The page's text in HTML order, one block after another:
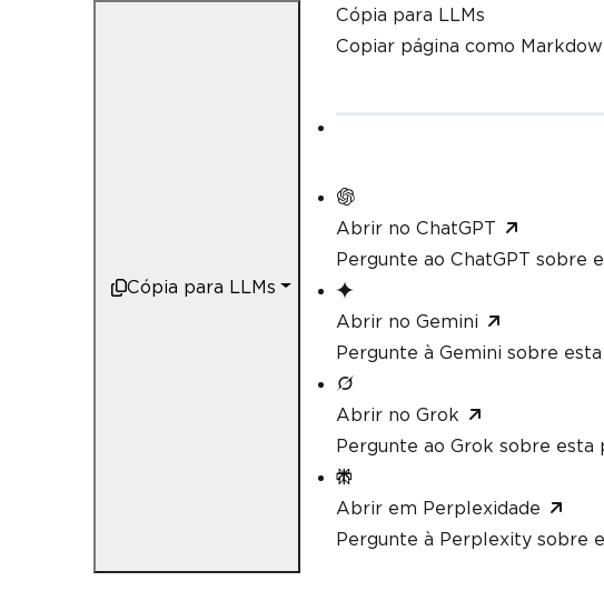
Cópia para LLMs
Cópia para LLMs
Copiar página como
Abrir no ChatGPT
Pergunte ao ChatGPT sobre
Abrir no Gemini
Pergunte à Gemini sobre esta
Abrir no Grok
Pergunte ao Grok sobre esta
Abrir em Perplexidade
Pergunte à Perplexity sobre